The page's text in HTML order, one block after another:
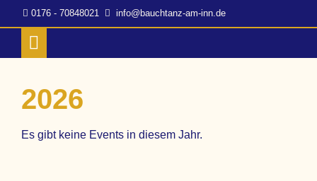
0176 - 70848021 info@bauchtanz-am-inn.de
2026
Es gibt keine Events in diesem Jahr.